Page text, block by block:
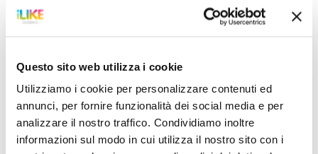
Questo sito web utilizza i cookie
Utilizziamo i cookie per personalizzare contenuti ed
annunci, per fornire funzionalità dei social media e per
analizzare il nostro traffico. Condividiamo inoltre
informazioni sul modo in cui utilizza il nostro sito con i